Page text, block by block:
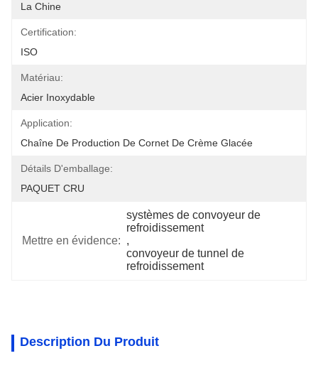
La Chine
Certification:
ISO
Matériau:
Acier Inoxydable
Application:
Chaîne De Production De Cornet De Crème Glacée
Détails D'emballage:
PAQUET CRU
Mettre en évidence:
systèmes de convoyeur de
refroidissement
,
convoyeur de tunnel de
refroidissement
Description Du Produit